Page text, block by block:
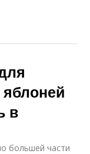
в
большей части